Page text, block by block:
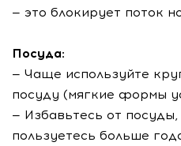
— это блокирует поток
Посуда:
— Чаще используйте
посуду (мягкие формы
— Избавьтесь от
пользуетесь больше